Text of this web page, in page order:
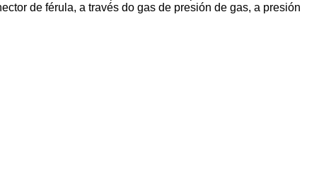
de férula, a través do gas de presión de gas, a presión